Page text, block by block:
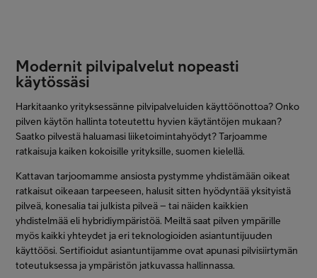
Modernit pilvipalvelut nopeasti
käytössäsi
Harkitaanko yrityksessänne pilvipalveluiden käyttöönottoa? Onko
pilven käytön hallinta toteutettu hyvien käytäntöjen mukaan?
Saatko pilvestä haluamasi liiketoimintahyödyt? Tarjoamme
ratkaisuja kaiken kokoisille yrityksille, suomen kielellä.
Kattavan tarjoomamme ansiosta pystymme yhdistämään oikeat
ratkaisut oikeaan tarpeeseen, halusit sitten hyödyntää yksityistä
pilveä, konesalia tai julkista pilveä – tai näiden kaikkien
yhdistelmää eli hybridiympäristöä. Meiltä saat pilven ympärille
myös kaikki yhteydet ja eri teknologioiden asiantuntijuuden
käyttöösi. Sertifioidut asiantuntijamme ovat apunasi pilvisiirtymän
toteutuksessa ja ympäristön jatkuvassa hallinnassa.